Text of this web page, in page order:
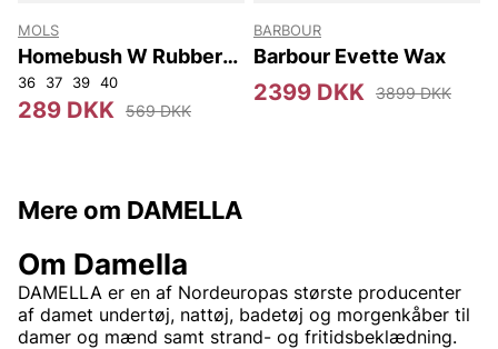
MOLS
Homebush W Rubber
Boot
36 37 39 40
289 DKK 569 DKK
BARBOUR
Barbour Evette Wax
2399 DKK 3899 DKK
Mere om DAMELLA
Om Damella
DAMELLA er en af Nordeuropas største producenter
af damet undertøj, nattøj, badetøj og morgenkåber til
damer og mænd samt strand- og fritidsbeklædning.